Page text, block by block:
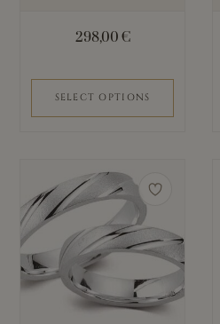
298,00 €
SELECT OPTIONS